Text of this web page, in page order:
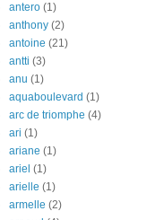
antero (1)
anthony (2)
antoine (21)
antti (3)
anu (1)
aquaboulevard (1)
arc de triomphe (4)
ari (1)
ariane (1)
ariel (1)
arielle (1)
armelle (2)